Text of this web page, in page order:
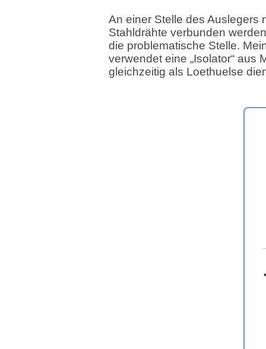
An einer Stelle des Auslegers
Stahldrähte verbunden
die problematische Stelle.
verwendet eine „Isolator“ aus
gleichzeitig als Loethuelse